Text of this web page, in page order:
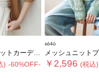
ーディガン
) -60%OFF-
sō4ū
メッシュニット
￥2,596 (税込)